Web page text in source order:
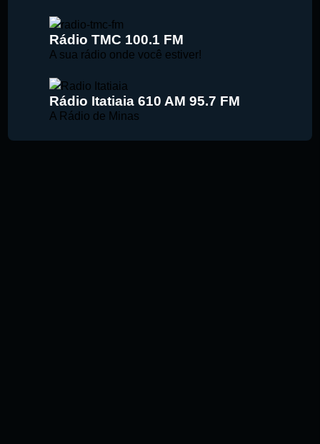
Rádio TMC 100.1 FM
A sua rádio onde você estiver!
Rádio Itatiaia 610 AM 95.7 FM
A Rádio de Minas